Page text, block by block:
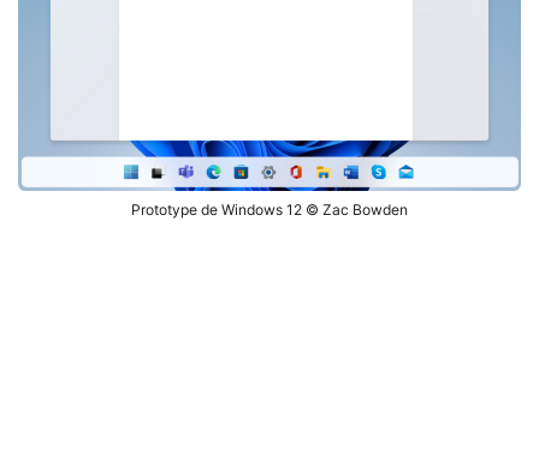
Prototype de Windows 12 © Zac Bowden